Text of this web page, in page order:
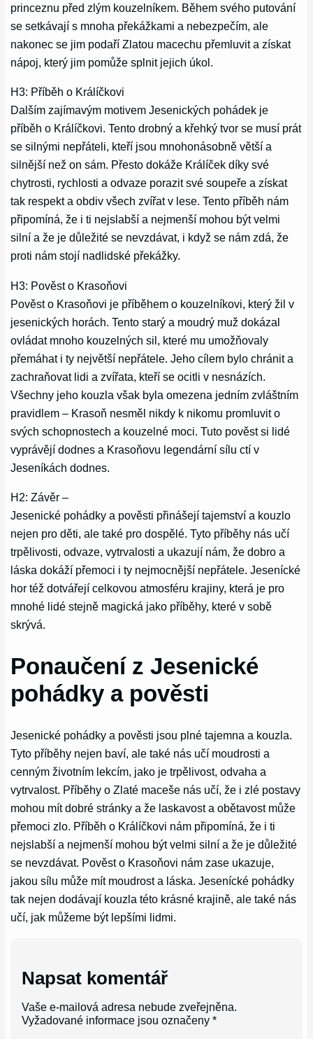
princeznu před zlým kouzelníkem. Během svého putování
se setkávají s mnoha překážkami a nebezpečím, ale
nakonec se jim podaří Zlatou macechu přemluvit a získat
nápoj, který jim pomůže splnit jejich úkol.
H3: Příběh o Králíčkovi
Dalším zajímavým motivem Jesenických pohádek je
příběh o Králíčkovi. Tento drobný a křehký tvor se musí prát
se silnými nepřáteli, kteří jsou mnohonásobně větší a
silnější než on sám. Přesto dokáže Králíček díky své
chytrosti, rychlosti a odvaze porazit své soupeře a získat
tak respekt a obdiv všech zvířat v lese. Tento příběh nám
připomíná, že i ti nejslabší a nejmenší mohou být velmi
silní a že je důležité se nevzdávat, i když se nám zdá, že
proti nám stojí nadlidské překážky.
H3: Pověst o Krasoňovi
Pověst o Krasoňovi je příběhem o kouzelníkovi, který žil v
jesenických horách. Tento starý a moudrý muž dokázal
ovládat mnoho kouzelných sil, které mu umožňovaly
přemáhat i ty největší nepřátele. Jeho cílem bylo chránit a
zachraňovat lidi a zvířata, kteří se ocitli v nesnázích.
Všechny jeho kouzla však byla omezena jedním zvláštním
pravidlem – Krasoň nesměl nikdy k nikomu promluvit o
svých schopnostech a kouzelné moci. Tuto pověst si lidé
vyprávějí dodnes a Krasoňovu legendární sílu ctí v
Jeseníkách dodnes.
H2: Závěr –
Jesenické pohádky a pověsti přinášejí tajemství a kouzlo
nejen pro děti, ale také pro dospělé. Tyto příběhy nás učí
trpělivosti, odvaze, vytrvalosti a ukazují nám, že dobro a
láska dokáží přemoci i ty nejmocnější nepřátele. Jesenícké
hor též dotvářejí celkovou atmosféru krajiny, která je pro
mnohé lidé stejně magická jako příběhy, které v sobě
skrývá.
Ponaučení z Jesenické
pohádky a pověsti
Jesenické pohádky a pověsti jsou plné tajemna a kouzla.
Tyto příběhy nejen baví, ale také nás učí moudrosti a
cenným životním lekcím, jako je trpělivost, odvaha a
vytrvalost. Příběhy o Zlaté maceše nás učí, že i zlé postavy
mohou mít dobré stránky a že laskavost a obětavost může
přemoci zlo. Příběh o Králíčkovi nám připomíná, že i ti
nejslabší a nejmenší mohou být velmi silní a že je důležité
se nevzdávat. Pověst o Krasoňovi nám zase ukazuje,
jakou sílu může mít moudrost a láska. Jesenícké pohádky
tak nejen dodávají kouzla této krásné krajině, ale také nás
učí, jak můžeme být lepšími lidmi.
Napsat komentář
Vaše e-mailová adresa nebude zveřejněna.
Vyžadované informace jsou označeny*